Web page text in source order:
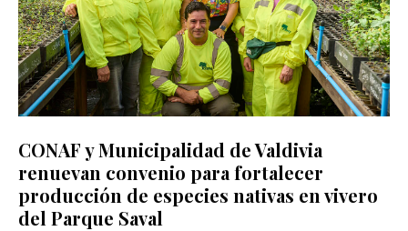
CONAF y Municipalidad de Valdivia
renuevan convenio para fortalecer
producción de especies nativas en vivero
del Parque Saval